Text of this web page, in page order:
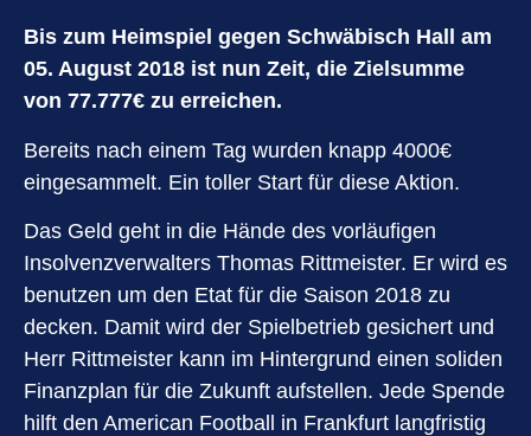
Bis zum Heimspiel gegen Schwäbisch Hall am
05. August 2018 ist nun Zeit, die Zielsumme
von 77.777€ zu erreichen.
Bereits nach einem Tag wurden knapp 4000€
eingesammelt. Ein toller Start für diese Aktion.
Das Geld geht in die Hände des vorläufigen
Insolvenzverwalters Thomas Rittmeister. Er wird es
benutzen um den Etat für die Saison 2018 zu
decken. Damit wird der Spielbetrieb gesichert und
Herr Rittmeister kann im Hintergrund einen soliden
Finanzplan für die Zukunft aufstellen. Jede Spende
hilft den American Football in Frankfurt langfristig